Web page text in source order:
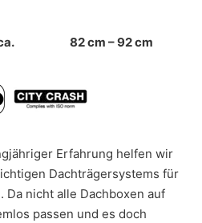
82 cm – 92 cm
Erfahrung helfen wir
Dachträgersystems für
Da nicht alle Dachboxen auf
passen und es doch